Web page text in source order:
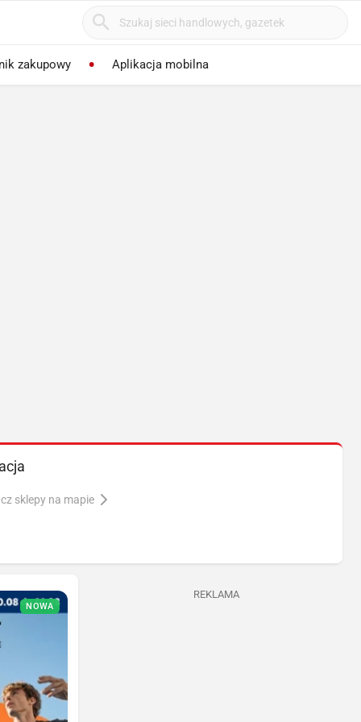
zakupowy Aplikacja mobilna
sklepy na mapie
NOWA
REKLAMA